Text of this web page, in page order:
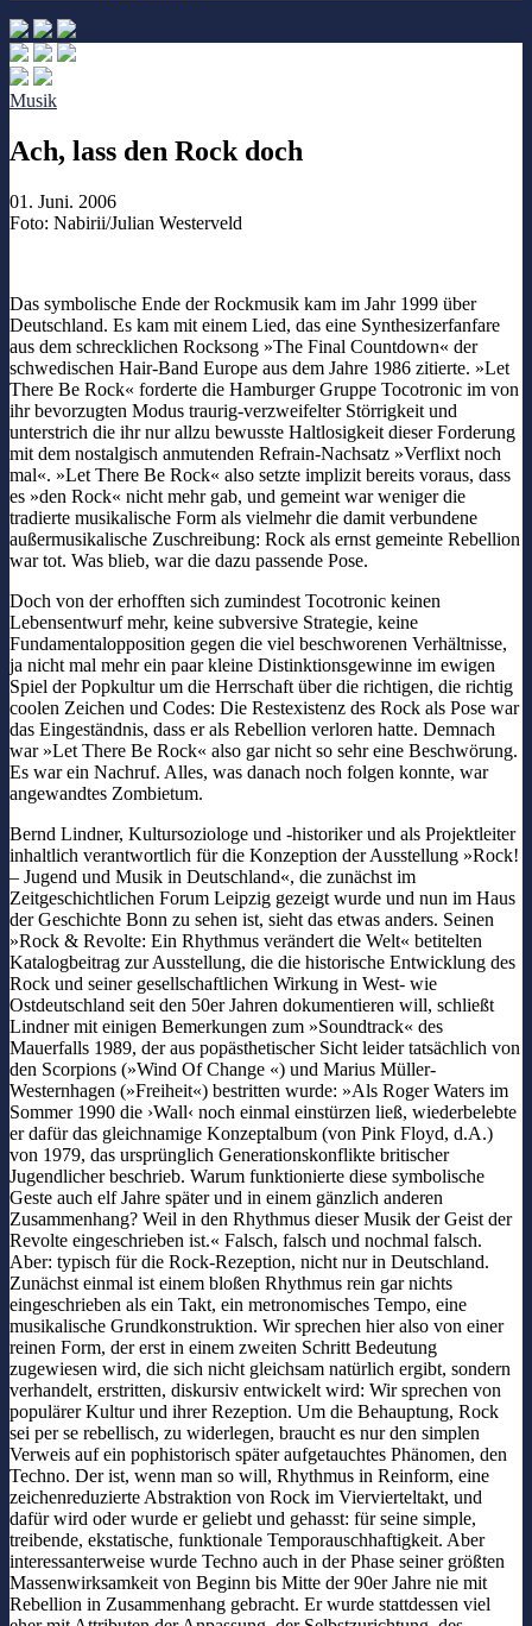
Musik
Ach, lass den Rock doch
01. Juni. 2006
Foto: Nabirii/Julian Westerveld
Das symbolische Ende der Rockmusik kam im Jahr 1999 über
Deutschland. Es kam mit einem Lied, das eine Synthesizerfanfare
aus dem schrecklichen Rocksong »The Final Countdown« der
schwedischen Hair-Band Europe aus dem Jahre 1986 zitierte. »Let
There Be Rock« forderte die Hamburger Gruppe Tocotronic im von
ihr bevorzugten Modus traurig-verzweifelter Störrigkeit und
unterstrich die ihr nur allzu bewusste Haltlosigkeit dieser Forderung
mit dem nostalgisch anmutenden Refrain-Nachsatz »Verflixt noch
mal«. »Let There Be Rock« also setzte implizit bereits voraus, dass
es »den Rock« nicht mehr gab, und gemeint war weniger die
tradierte musikalische Form als vielmehr die damit verbundene
außermusikalische Zuschreibung: Rock als ernst gemeinte Rebellion
war tot. Was blieb, war die dazu passende Pose.
Doch von der erhofften sich zumindest Tocotronic keinen
Lebensentwurf mehr, keine subversive Strategie, keine
Fundamentalopposition gegen die viel beschworenen Verhältnisse,
ja nicht mal mehr ein paar kleine Distinktionsgewinne im ewigen
Spiel der Popkultur um die Herrschaft über die richtigen, die richtig
coolen Zeichen und Codes: Die Restexistenz des Rock als Pose war
das Eingeständnis, dass er als Rebellion verloren hatte. Demnach
war »Let There Be Rock« also gar nicht so sehr eine Beschwörung.
Es war ein Nachruf. Alles, was danach noch folgen konnte, war
angewandtes Zombietum.
Bernd Lindner, Kultursoziologe und -historiker und als Projektleiter
inhaltlich verantwortlich für die Konzeption der Ausstellung »Rock!
– Jugend und Musik in Deutschland«, die zunächst im
Zeitgeschichtlichen Forum Leipzig gezeigt wurde und nun im Haus
der Geschichte Bonn zu sehen ist, sieht das etwas anders. Seinen
»Rock & Revolte: Ein Rhythmus verändert die Welt« betitelten
Katalogbeitrag zur Ausstellung, die die historische Entwicklung des
Rock und seiner gesellschaftlichen Wirkung in West- wie
Ostdeutschland seit den 50er Jahren dokumentieren will, schließt
Lindner mit einigen Bemerkungen zum »Soundtrack« des
Mauerfalls 1989, der aus popästhetischer Sicht leider tatsächlich von
den Scorpions (»Wind Of Change «) und Marius Müller-
Westernhagen (»Freiheit«) bestritten wurde: »Als Roger Waters im
Sommer 1990 die ›Wall‹ noch einmal einstürzen ließ, wiederbelebte
er dafür das gleichnamige Konzeptalbum (von Pink Floyd, d.A.)
von 1979, das ursprünglich Generationskonflikte britischer
Jugendlicher beschrieb. Warum funktionierte diese symbolische
Geste auch elf Jahre später und in einem gänzlich anderen
Zusammenhang? Weil in den Rhythmus dieser Musik der Geist der
Revolte eingeschrieben ist.« Falsch, falsch und nochmal falsch.
Aber: typisch für die Rock-Rezeption, nicht nur in Deutschland.
Zunächst einmal ist einem bloßen Rhythmus rein gar nichts
eingeschrieben als ein Takt, ein metronomisches Tempo, eine
musikalische Grundkonstruktion. Wir sprechen hier also von einer
reinen Form, der erst in einem zweiten Schritt Bedeutung
zugewiesen wird, die sich nicht gleichsam natürlich ergibt, sondern
verhandelt, erstritten, diskursiv entwickelt wird: Wir sprechen von
populärer Kultur und ihrer Rezeption. Um die Behauptung, Rock
sei per se rebellisch, zu widerlegen, braucht es nur den simplen
Verweis auf ein pophistorisch später aufgetauchtes Phänomen, den
Techno. Der ist, wenn man so will, Rhythmus in Reinform, eine
zeichenreduzierte Abstraktion von Rock im Viervierteltakt, und
dafür wird oder wurde er geliebt und gehasst: für seine simple,
treibende, ekstatische, funktionale Temporauschhaftigkeit. Aber
interessanterweise wurde Techno auch in der Phase seiner größten
Massenwirksamkeit von Beginn bis Mitte der 90er Jahre nie mit
Rebellion in Zusammenhang gebracht. Er wurde stattdessen viel